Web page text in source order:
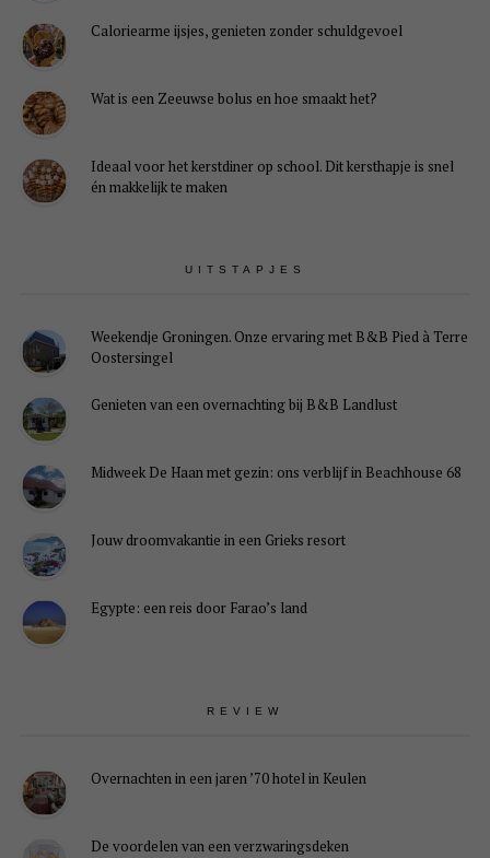
Caloriearme ijsjes, genieten zonder schuldgevoel
Wat is een Zeeuwse bolus en hoe smaakt het?
Ideaal voor het kerstdiner op school. Dit kersthapje is snel
én makkelijk te maken
UITSTAPJES
Weekendje Groningen. Onze ervaring met B&B Pied à Terre
Oostersingel
Genieten van een overnachting bij B&B Landlust
Midweek De Haan met gezin: ons verblijf in Beachhouse 68
Jouw droomvakantie in een Grieks resort
Egypte: een reis door Farao’s land
REVIEW
Overnachten in een jaren ’70 hotel in Keulen
De voordelen van een verzwaringsdeken